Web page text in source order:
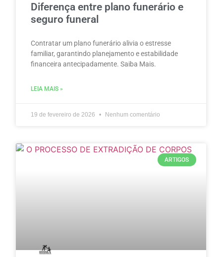
Diferença entre plano funerário e
seguro funeral
Contratar um plano funerário alivia o estresse
familiar, garantindo planejamento e estabilidade
financeira antecipadamente. Saiba Mais.
LEIA MAIS »
19 de fevereiro de 2026 Nenhum comentário
ARTIGOS